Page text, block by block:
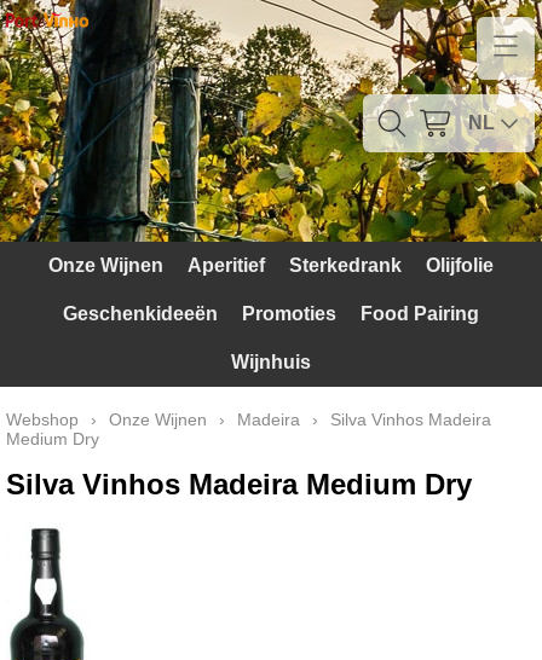
Home
Contact
Mijn account
Verzendkosten
NL
Onze Wijnen Aperitief Sterkedrank Olijfolie
Geschenkideeën Promoties Food Pairing
Wijnhuis
Webshop › Onze Wijnen › Madeira ›
Silva Vinhos Madeira
Medium Dry
Silva Vinhos Madeira Medium Dry